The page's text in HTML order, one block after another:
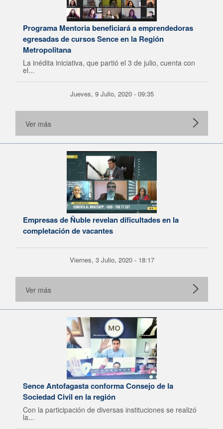
Programa Mentoria beneficiará a emprendedoras
egresadas de cursos Sence en la Región
Metropolitana
La inédita iniciativa, que partió el 3 de julio, cuenta con
el...
Jueves, 9 Julio, 2020 - 09:35
Ver más
Empresas de Ñuble revelan dificultades en la
completación de vacantes
Viernes, 3 Julio, 2020 - 18:17
Ver más
Sence Antofagasta conforma Consejo de la
Sociedad Civil en la región
Con la participación de diversas instituciones se realizó
la...